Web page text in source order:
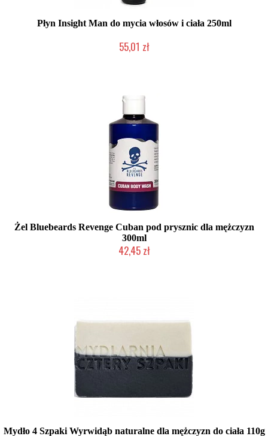
Płyn Insight Man do mycia włosów i ciała 250ml
55,01 zł
Żel Bluebeards Revenge Cuban pod prysznic dla mężczyzn
300ml
42,45 zł
Mydło 4 Szpaki Wyrwidąb naturalne dla mężczyzn do ciała 110g